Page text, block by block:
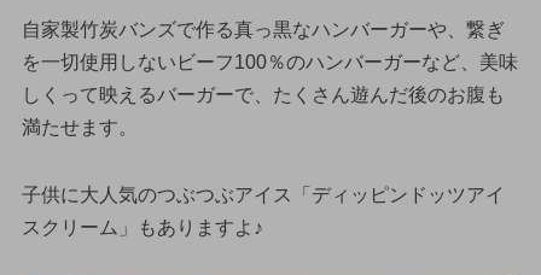
自家製竹炭バンズで作る真っ黒なハンバーガーや、繋ぎ
を一切使用しないビーフ100％のハンバーガーなど、美味
しくって映えるバーガーで、たくさん遊んだ後のお腹も
満たせます。
子供に大人気のつぶつぶアイス「ディッピンドッツアイ
スクリーム」もありますよ♪